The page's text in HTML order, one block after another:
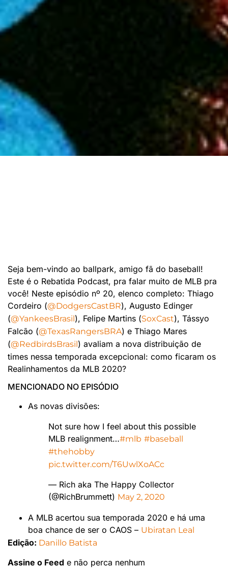
Seja bem-vindo ao ballpark, amigo fã do baseball!
Este é o Rebatida Podcast, pra falar muito de MLB pra
você! Neste episódio nº 20, elenco completo: Thiago
Cordeiro (@DodgersCastBR), Augusto Edinger
(@YankeesBrasil), Felipe Martins (SoxCast), Tássyo
Falcão (@TexasRangersBRA) e Thiago Mares
(@RedbirdsBrasil) avaliam a nova distribuição de
times nessa temporada excepcional: como ficaram os
Realinhamentos da MLB 2020?
MENCIONADO NO EPISÓDIO
As novas divisões:
Not sure how I feel about this possible
MLB realignment…#mlb #baseball
#thehobby
pic.twitter.com/T6UwlXoACc
— Rich aka The Happy Collector
(@RichBrummett) May 2, 2020
A MLB acertou sua temporada 2020 e há uma
boa chance de ser o CAOS – Ubiratan Leal
Edição: Danillo Batista
Assine o Feed e não perca nenhum